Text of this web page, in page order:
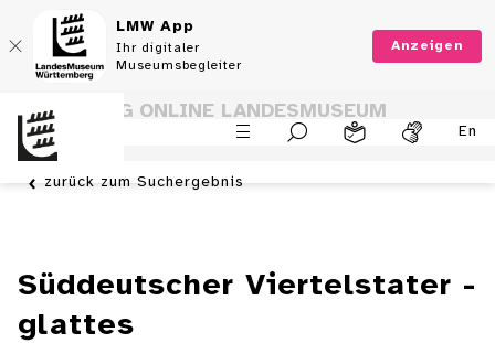
LMW App
Ihr digitaler
Museumsbegleiter
Anzeigen
En
SAMMLUNG ONLINE LANDESMUSEUM
WÜRTTEMBERG
zurück zum Suchergebnis
Süddeutscher Viertelstater -
glattes